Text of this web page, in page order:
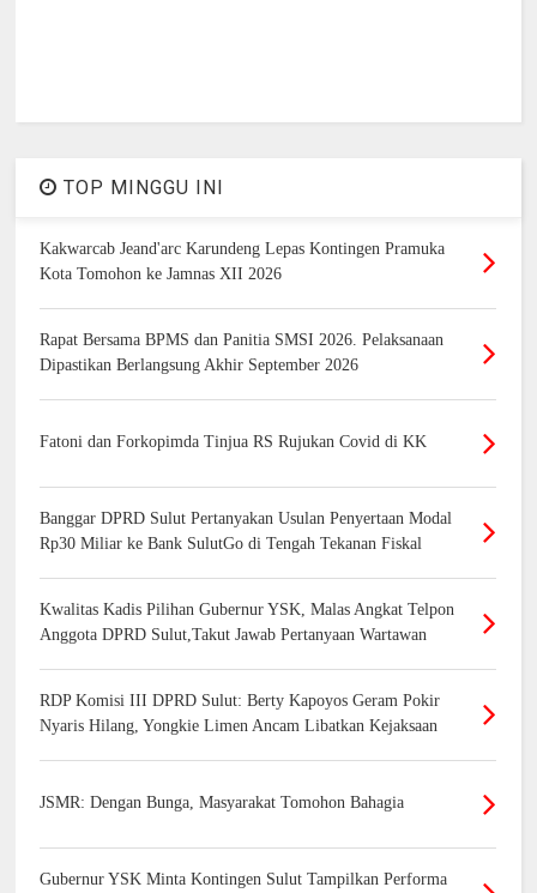
TOP MINGGU INI
Kakwarcab Jeand'arc Karundeng Lepas Kontingen Pramuka
Kota Tomohon ke Jamnas XII 2026
Rapat Bersama BPMS dan Panitia SMSI 2026. Pelaksanaan
Dipastikan Berlangsung Akhir September 2026
Fatoni dan Forkopimda Tinjua RS Rujukan Covid di KK
Banggar DPRD Sulut Pertanyakan Usulan Penyertaan Modal
Rp30 Miliar ke Bank SulutGo di Tengah Tekanan Fiskal
Kwalitas Kadis Pilihan Gubernur YSK, Malas Angkat Telpon
Anggota DPRD Sulut,Takut Jawab Pertanyaan Wartawan
RDP Komisi III DPRD Sulut: Berty Kapoyos Geram Pokir
Nyaris Hilang, Yongkie Limen Ancam Libatkan Kejaksaan
JSMR: Dengan Bunga, Masyarakat Tomohon Bahagia
Gubernur YSK Minta Kontingen Sulut Tampilkan Performa